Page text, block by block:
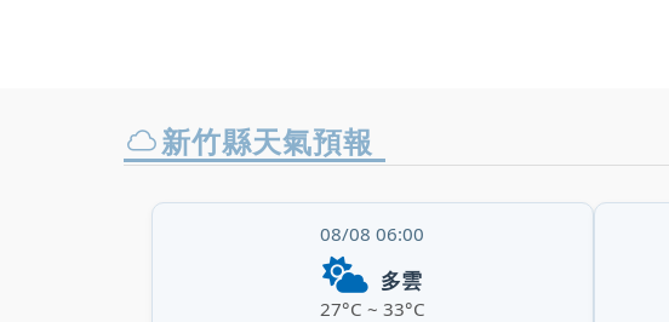
新竹縣天氣預報
08/08 06:00
多雲
27°C ~ 33°C